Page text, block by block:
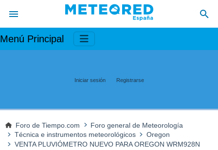
Menú Principal
Iniciar sesión Registrarse
Foro de Tiempo.com
Foro general de Meteorología
Técnica e instrumentos meteorológicos
Oregon
VENTA PLUVIÓMETRO NUEVO PARA OREGON WRM928N